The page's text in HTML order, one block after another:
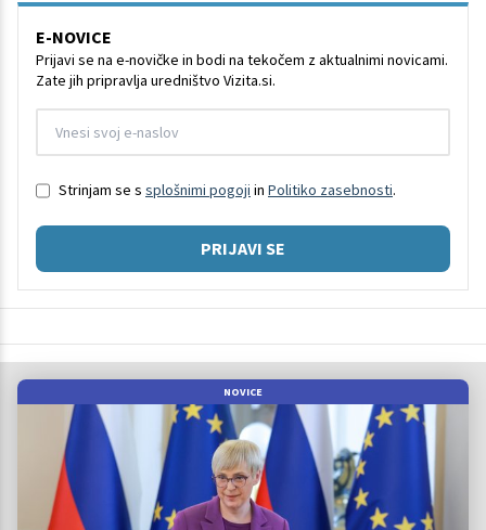
E-NOVICE
Prijavi se na e-novičke in bodi na tekočem z aktualnimi novicami.
Zate jih pripravlja uredništvo Vizita.si.
Strinjam se s splošnimi pogoji in Politiko zasebnosti.
PRIJAVI SE
NOVICE